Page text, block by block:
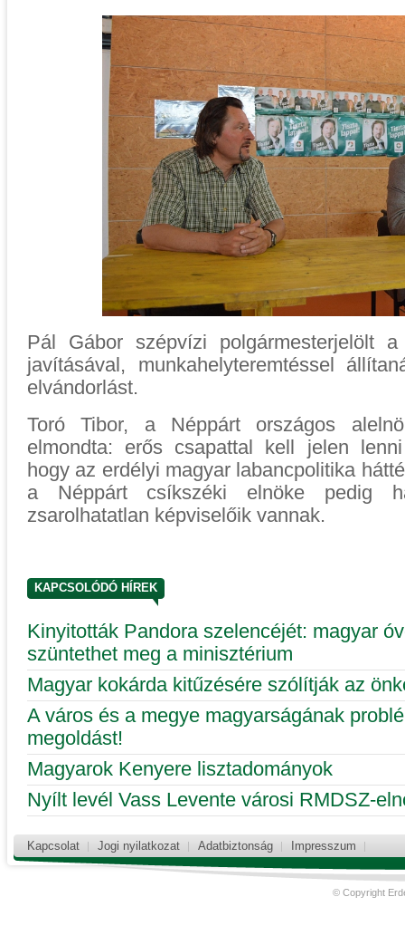
Pál Gábor szépvízi polgármesterjelölt
javításával, munkahelyteremtéssel
elvándorlást.
Toró Tibor, a Néppárt országos
elmondta: erős csapattal kell jelen
hogy az erdélyi magyar labancpolitika
a Néppárt csíkszéki elnöke pedig
zsarolhatatlan képviselőik vannak.
KAPCSOLÓDÓ HÍREK
Kinyitották Pandora szelencéjét: magyar
szüntethet meg a minisztérium
Magyar kokárda kitűzésére szólítják az
A város és a megye magyarságának
megoldást!
Magyarok Kenyere lisztadományok
Nyílt levél Vass Levente városi RMDSZ-
Kapcsolat Jogi nyilatkozat Adatbiztonság Impresszum
© Copyright